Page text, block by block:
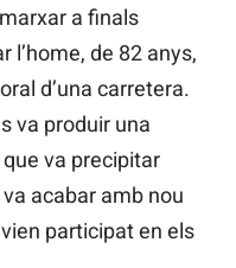
a finals
l’home, de 82 anys,
d’una carretera.
va produir una
va precipitar
acabar amb nou
participat en els